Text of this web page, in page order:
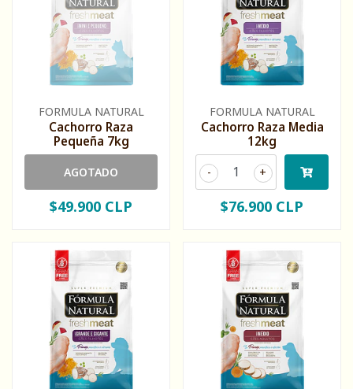
FORMULA NATURAL
Cachorro Raza
Pequeña 7kg
AGOTADO
$49.900 CLP
FORMULA NATURAL
Cachorro Raza Media
12kg
+
-
$76.900 CLP